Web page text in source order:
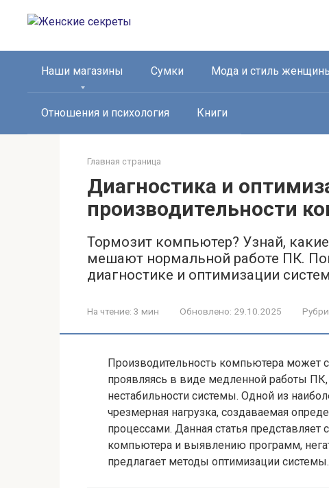
Наши магазины Сумки Мода и стиль
Отношения и психология Книги
Главная страница
Диагностика и
производительности
Тормозит компьютер? Узнай,
мешают нормальной работе ПК.
диагностике и оптимизации
На чтение: 3 мин Обновлено: 29.10.2025
Производительность компьютера может
проявляясь в виде медленной работы
нестабильности системы. Одной из
чрезмерная нагрузка, создаваемая
процессами. Данная статья
компьютера и выявлению программ,
предлагает методы оптимизации системы.